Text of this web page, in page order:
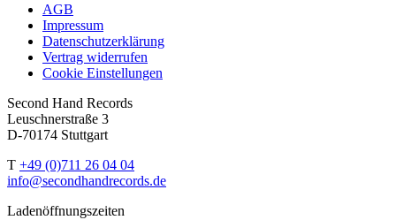
AGB
Impressum
Datenschutzerklärung
Vertrag widerrufen
Cookie Einstellungen
Second Hand Records
Leuschnerstraße 3
D-70174 Stuttgart
T +49 (0)711 26 04 04
info@secondhandrecords.de
Ladenöffnungszeiten